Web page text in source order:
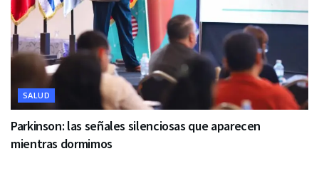
SALUD
Parkinson: las señales silenciosas que aparecen
mientras dormimos